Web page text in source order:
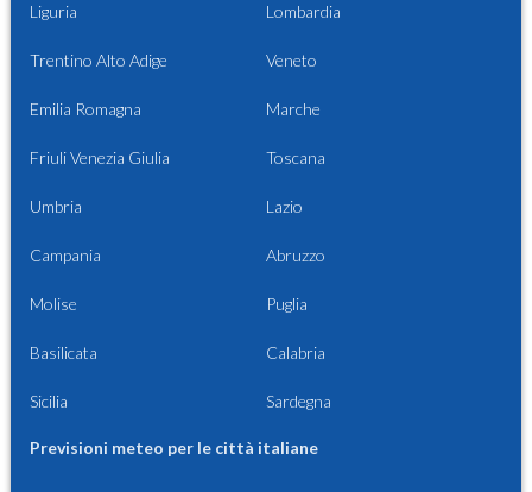
Liguria Lombardia
Trentino Alto Adige Veneto
Emilia Romagna Marche
Friuli Venezia Giulia Toscana
Umbria Lazio
Campania Abruzzo
Molise Puglia
Basilicata Calabria
Sicilia Sardegna
Previsioni meteo per le città italiane